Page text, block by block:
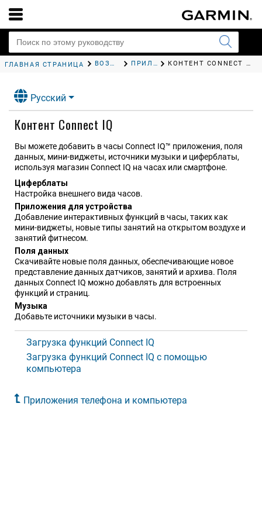
ГЛАВНАЯ СТРАНИЦА ВОЗМОЖНОСТИ ПОДКЛЮЧЕНИЯ ПРИЛОЖЕНИЯ ТЕЛЕФОНА И КОМПЬЮТЕРА КОНТЕНТ CONNECT IQ
Русский
Контент Connect IQ
Вы можете добавить в часы Connect IQ™ приложения, поля
данных, мини-виджеты, источники музыки и циферблаты,
используя магазин Connect IQ на часах или смартфоне.
Циферблаты
Настройка внешнего вида часов.
Приложения для устройства
Добавление интерактивных функций в часы, таких как
мини-виджеты, новые типы занятий на открытом воздухе и
занятий фитнесом.
Поля данных
Скачивайте новые поля данных, обеспечивающие новое
представление данных датчиков, занятий и архива. Поля
данных Connect IQ можно добавлять для встроенных
функций и страниц.
Музыка
Добавьте источники музыки в часы.
Загрузка функций Connect IQ
Загрузка функций Connect IQ с помощью
компьютера
Приложения телефона и компьютера